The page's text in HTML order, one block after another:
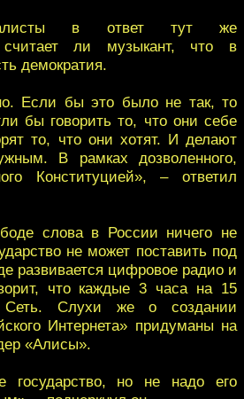
в ответ тут же
считает ли музыкант, что в
демократия.
Если бы это было не так, то
бы говорить то, что они себе
то, что они хотят. И делают
В рамках дозволенного,
Конституцией», – ответил
слова в России ничего не
не может поставить под
развивается цифровое радио и
что каждые 3 часа на 15
Слухи же о создании
Интернета» придуманы на
«Алисы».
государство, но не надо его